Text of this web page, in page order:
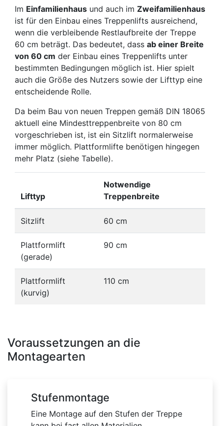
Im Einfamilienhaus und auch im Zweifamilienhaus
ist für den Einbau eines Treppenlifts ausreichend,
wenn die verbleibende Restlaufbreite der Treppe
60 cm beträgt. Das bedeutet, dass ab einer Breite
von 60 cm der Einbau eines Treppenlifts unter
bestimmten Bedingungen möglich ist. Hier spielt
auch die Größe des Nutzers sowie der Lifttyp eine
entscheidende Rolle.
Da beim Bau von neuen Treppen gemäß DIN 18065
aktuell eine Mindesttreppenbreite von 80 cm
vorgeschrieben ist, ist ein Sitzlift normalerweise
immer möglich. Plattformlifte benötigen hingegen
mehr Platz (siehe Tabelle).
Lifttyp
Notwendige
Treppenbreite
Sitzlift 60 cm
Plattformlift
(gerade)
90 cm
Plattformlift
(kurvig)
110 cm
Voraussetzungen an die
Montagearten
Stufenmontage
Eine Montage auf den Stufen der Treppe